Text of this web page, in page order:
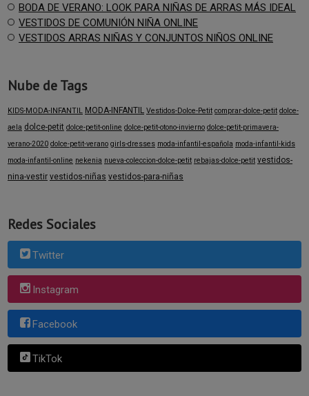
BODA DE VERANO: LOOK PARA NIÑAS DE ARRAS MÁS IDEAL
VESTIDOS DE COMUNIÓN NIÑA ONLINE
VESTIDOS ARRAS NIÑAS Y CONJUNTOS NIÑOS ONLINE
Nube de Tags
KIDS-MODA-INFANTIL MODA-INFANTIL Vestidos-Dolce-Petit comprar-dolce-petit dolce-
aela dolce-petit dolce-petit-online dolce-petit-otono-invierno dolce-petit-primavera-
verano-2020 dolce-petit-verano girls-dresses moda-infantil-española moda-infantil-kids
moda-infantil-online nekenia nueva-coleccion-dolce-petit rebajas-dolce-petit vestidos-
nina-vestir vestidos-niñas vestidos-para-niñas
Redes Sociales
Twitter
Instagram
Facebook
TikTok